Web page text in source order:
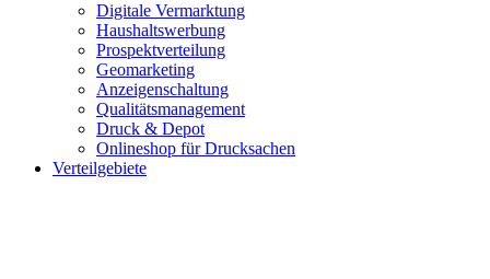
Digitale Vermarktung
Haushaltswerbung
Prospektverteilung
Geomarketing
Anzeigenschaltung
Qualitätsmanagement
Druck & Depot
Onlineshop für Drucksachen
Verteilgebiete